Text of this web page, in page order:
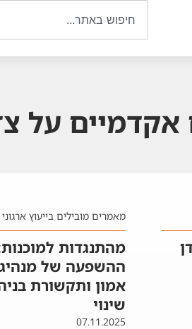
על
מאמרים מובילים בייעוץ ארגוני
מהתנגדות
ההשפעה של
אמון ותקשורת
שינוי
07.11.2025